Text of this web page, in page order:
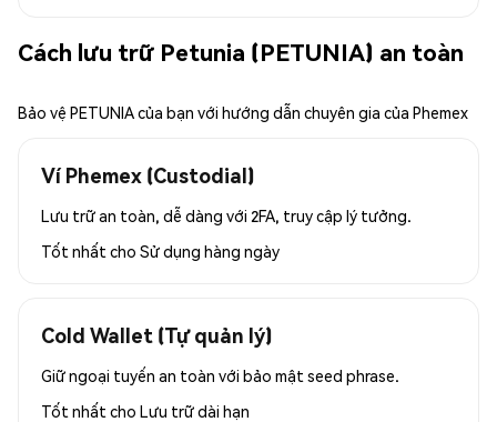
Cách lưu trữ Petunia (PETUNIA) an toàn
Bảo vệ PETUNIA của bạn với hướng dẫn chuyên gia của Phemex
Ví Phemex (Custodial)
Lưu trữ an toàn, dễ dàng với 2FA, truy cập lý tưởng.
Tốt nhất cho Sử dụng hàng ngày
Cold Wallet (Tự quản lý)
Giữ ngoại tuyến an toàn với bảo mật seed phrase.
Tốt nhất cho Lưu trữ dài hạn